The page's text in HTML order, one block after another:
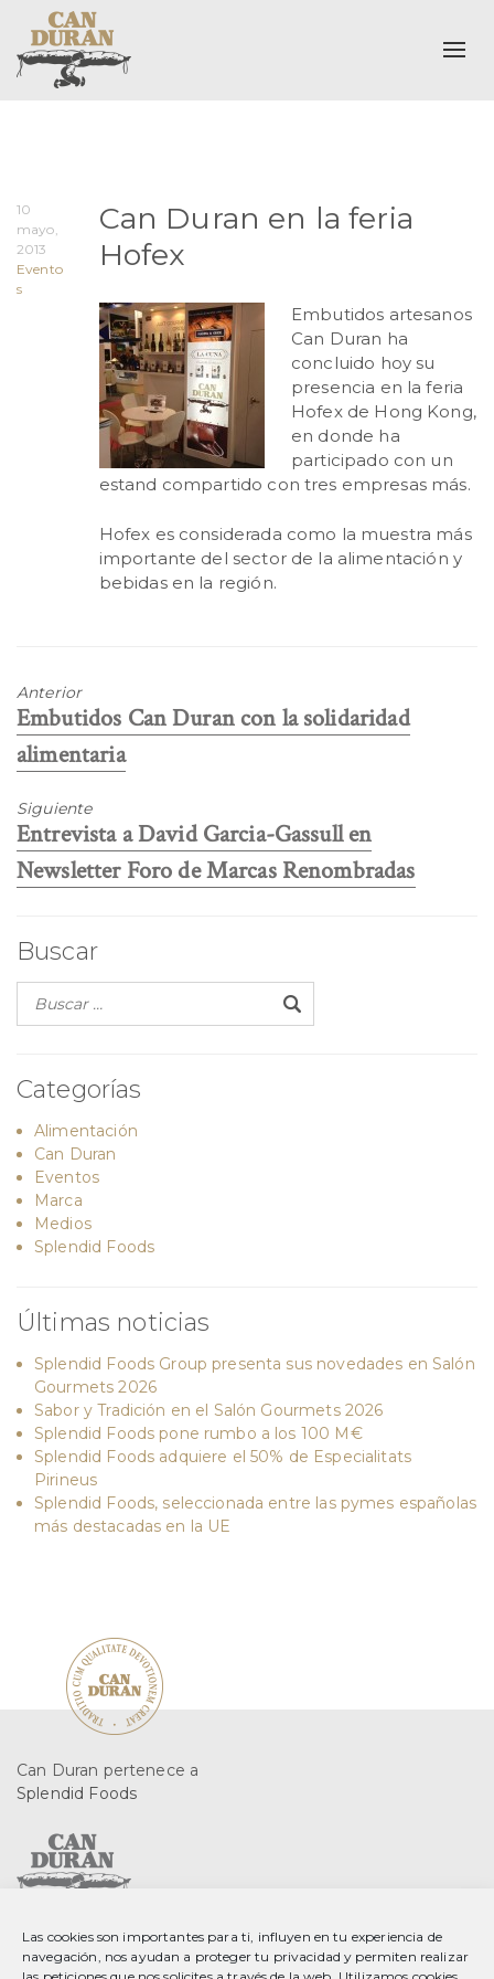
Las cookies son importantes para ti, influyen en tu experiencia de
navegación, nos ayudan a proteger tu privacidad y permiten realizar
10
mayo,
2013
Evento
s
Can Duran en la feria
Hofex
Embutidos artesanos
Can Duran ha
concluido hoy su
presencia en la feria
Hofex de Hong Kong,
en donde ha
participado con un
estand compartido con tres empresas más.
Hofex es considerada como la muestra más
importante del sector de la alimentación y
bebidas en la región.
Anterior
Entrada
anterior:
Embutidos Can Duran con la solidaridad
alimentaria
Siguiente
Entrada
siguiente:
Entrevista a David Garcia-Gassull en
Newsletter Foro de Marcas Renombradas
Buscar
Categorías
Alimentación
Can Duran
Eventos
Marca
Medios
Splendid Foods
Últimas noticias
Splendid Foods Group presenta sus novedades en Salón
Gourmets 2026
Sabor y Tradición en el Salón Gourmets 2026
Splendid Foods pone rumbo a los 100 M€
Splendid Foods adquiere el 50% de Especialitats
Pirineus
Splendid Foods, seleccionada entre las pymes españolas
más destacadas en la UE
Can Duran pertenece a
Splendid Foods
C. Gurri, 2 08553 Seva
Barcelona, Spain